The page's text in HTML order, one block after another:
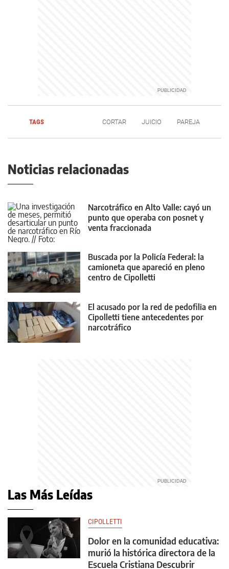
TAGS CORTAR JUICIO PAREJA
Noticias relacionadas
Narcotráfico en Alto Valle: cayó un
punto que operaba con posnet y
venta fraccionada
Buscada por la Policía Federal: la
camioneta que apareció en pleno
centro de Cipolletti
El acusado por la red de pedofilia en
Cipolletti tiene antecedentes por
narcotráfico
Las Más Leídas
CIPOLLETTI
Dolor en la comunidad educativa:
murió la histórica directora de la
Escuela Cristiana Descubrir